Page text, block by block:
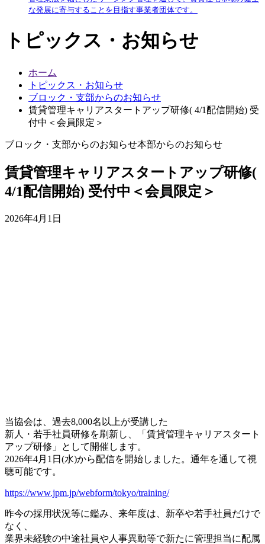
な発展に寄与することを目指す事業者団体です。
トピックス・お知らせ
ホーム
トピックス・お知らせ
ブロック・支部からのお知らせ
賃貸管理キャリアスタートアップ研修( 4/1配信開始) 受
付中＜会員限定＞
ブロック・支部からのお知らせ本部からのお知らせ
賃貸管理キャリアスタートアップ研修(
4/1配信開始) 受付中＜会員限定＞
2026年4月1日
当協会は、過去8,000名以上が受講した
新人・若手社員研修を刷新し、「賃貸管理キャリアスタート
アップ研修」として開催します。
2026年4月1日(水)から配信を開始しました。通年を通して視
聴可能です。
https://www.jpm.jp/webform/tokyo/training/
昨今の採用状況等に鑑み、来年度は、新卒や若手社員だけで
なく、
業界未経験の中途社員や人事異動等で新たに管理担当に配属